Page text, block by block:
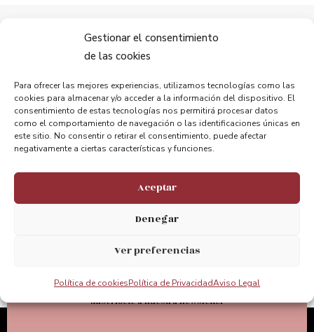
Gestionar el consentimiento
de las cookies
Para ofrecer las mejores experiencias, utilizamos tecnologías como las
cookies para almacenar y/o acceder a la información del dispositivo. El
consentimiento de estas tecnologías nos permitirá procesar datos
como el comportamiento de navegación o las identificaciones únicas en
este sitio. No consentir o retirar el consentimiento, puede afectar
negativamente a ciertas características y funciones.
Aceptar
Denegar
Ver preferencias
Política de cookiesPolítica de PrivacidadAviso Legal
Mantente conectado.
Apreciamos tu opinión
@puentebizkaia
Suscríbete a nuestra newsletter